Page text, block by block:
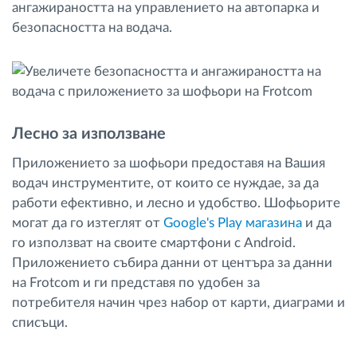
ангажираността на управлението на автопарка и
безопасността на водача.
Лесно за използване
Приложението за шофьори предоставя на Вашия
водач инструментите, от които се нуждае, за да
работи ефективно, и лесно и удобство. Шофьорите
могат да го изтеглят от Google's Play магазина и да
го използват на своите смартфони с Android.
Приложението събира данни от центъра за данни
на Frotcom и ги представя по удобен за
потребителя начин чрез набор от карти, диаграми и
списъци.